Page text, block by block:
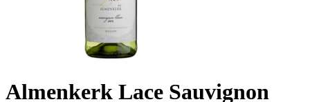
Almenkerk Lace Sauvignon